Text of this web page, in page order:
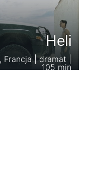
Heli
| dramat |
105 min